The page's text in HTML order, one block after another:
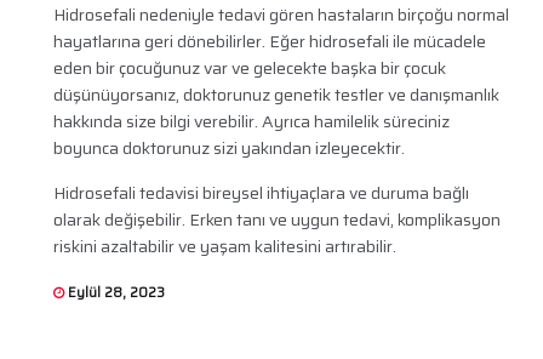
Hidrosefali nedeniyle tedavi gören hastaların birçoğu normal
hayatlarına geri dönebilirler. Eğer hidrosefali ile mücadele
eden bir çocuğunuz var ve gelecekte başka bir çocuk
düşünüyorsanız, doktorunuz genetik testler ve danışmanlık
hakkında size bilgi verebilir. Ayrıca hamilelik süreciniz
boyunca doktorunuz sizi yakından izleyecektir.
Hidrosefali tedavisi bireysel ihtiyaçlara ve duruma bağlı
olarak değişebilir. Erken tanı ve uygun tedavi, komplikasyon
riskini azaltabilir ve yaşam kalitesini artırabilir.
Eylül 28, 2023